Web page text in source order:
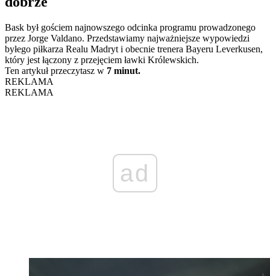
Bask był gościem najnowszego odcinka programu prowadzonego
przez Jorge Valdano. Przedstawiamy najważniejsze wypowiedzi
byłego piłkarza Realu Madryt i obecnie trenera Bayeru Leverkusen,
który jest łączony z przejęciem ławki Królewskich.
Ten artykuł przeczytasz w 7 minut.
REKLAMA
REKLAMA
ad